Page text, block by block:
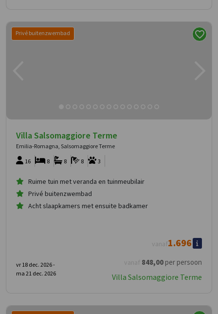
Privé buitenzwembad
Villa Salsomaggiore Terme
Emilia-Romagna, Salsomaggiore Terme
16
3
8 8
8
Ruime tuin met veranda en tuinmeubilair
Privé buitenzwembad
Acht slaapkamers met ensuite badkamer
vanaf 848,00per persoon
vanaf1.696
vr 18 dec. 2026 -
ma 21 dec. 2026
Villa Salsomaggiore Terme